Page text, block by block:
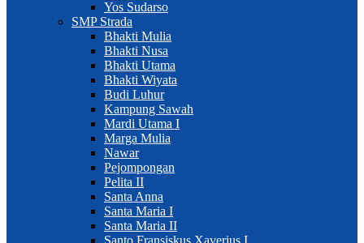
Yos Sudarso
SMP Strada
Bhakti Mulia
Bhakti Nusa
Bhakti Utama
Bhakti Wiyata
Budi Luhur
Kampung Sawah
Mardi Utama I
Marga Mulia
Nawar
Pejompongan
Pelita II
Santa Anna
Santa Maria I
Santa Maria II
Santo Fransiskus Xaverius I